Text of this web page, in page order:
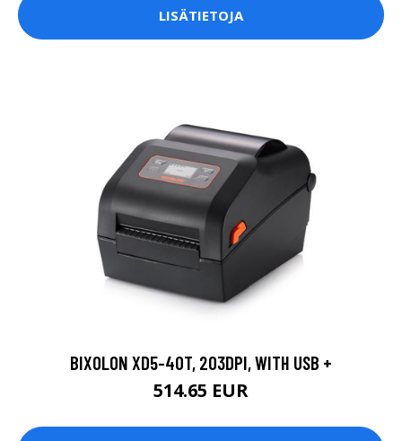
LISÄTIETOJA
BIXOLON XD5-40T, 203DPI, WITH USB +
514.65 EUR